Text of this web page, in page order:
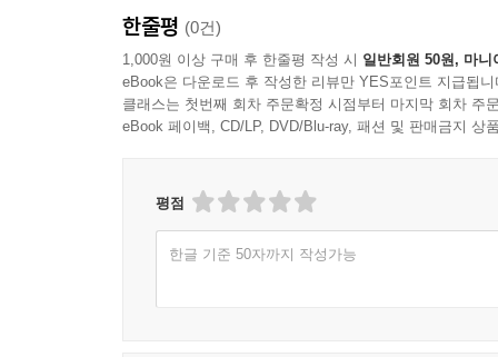
한줄평 (0건)
1,000원 이상 구매 후 한줄평 작성 시 일반회원 50원, 마니
eBook은 다운로드 후 작성한 리뷰만 YES포인트 지급됩니
클래스는 첫번째 회차 주문확정 시점부터 마지막 회차 주
eBook 페이백, CD/LP, DVD/Blu-ray, 패션 및 판매금지 상
평점
한글 기준 50자까지 작성가능